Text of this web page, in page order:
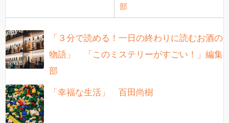
部
「３分で読める！一日の終わりに読むお酒の
物語」 「このミステリーがすごい！」編集
部
「幸福な生活」 百田尚樹